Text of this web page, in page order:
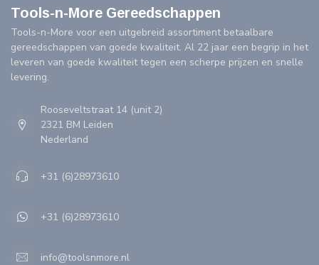
Tools-n-More Gereedschappen
Tools-n-More voor een uitgebreid assortiment betaalbare
gereedschappen van goede kwaliteit. Al 22 jaar een begrip in het
leveren van goede kwaliteit tegen een scherpe prijzen en snelle
levering.
Rooseveltstraat 14 (unit 2)
2321 BM Leiden
Nederland
+31 (6)28973610
+31 (6)28973610
info@toolsnmore.nl